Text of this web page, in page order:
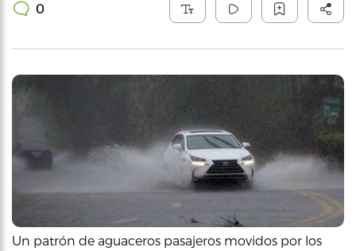
0
Un patrón de aguaceros pasajeros movidos por los